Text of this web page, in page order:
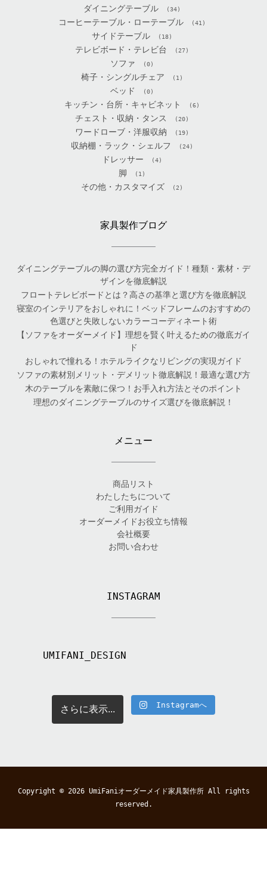
ダイニングテーブル (34)
コーヒーテーブル・ローテーブル (41)
サイドテーブル (18)
テレビボード・テレビ台 (27)
ソファ (0)
椅子・シングルチェア (1)
ベッド (0)
キッチン・台所・キャビネット (6)
チェスト・収納・タンス (20)
ワードローブ・洋服収納 (19)
収納棚・ラック・シェルフ (24)
ドレッサー (4)
脚 (1)
その他・カスタマイズ (2)
家具製作ブログ
ダイニングテーブルの脚の選び方完全ガイド！種類・素材・デ
ザインを徹底解説
フロートテレビボードとは？高さの基準と選び方を徹底解説
寝室のインテリアをおしゃれに！ベッドフレームのおすすめの
色選びと失敗しないカラーコーディネート術
【ソファをオーダーメイド】理想を賢く叶えるための徹底ガイ
ド
おしゃれで憧れる！ホテルライクなリビングの実現ガイド
ソファの素材別メリット・デメリット徹底解説！最適な選び方
木のテーブルを素敵に保つ！お手入れ方法とそのポイント
理想のダイニングテーブルのサイズ選びを徹底解説！
メニュー
商品リスト
わたしたちについて
ご利用ガイド
オーダーメイドお役立ち情報
会社概要
お問い合わせ
INSTAGRAM
UMIFANI_DESIGN
さらに表示... Instagramへ
Copyright © 2026 UmiFaniオーダーメイド家具製作所All rights
reserved.